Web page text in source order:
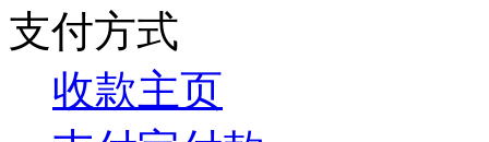
支付方式
收款主页